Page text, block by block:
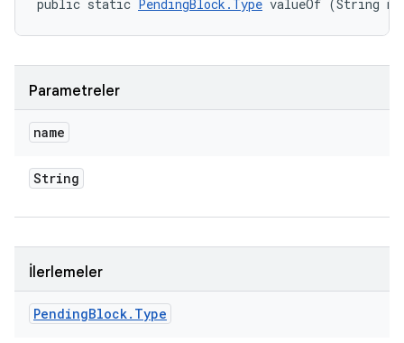
public static PendingBlock.Type valueOf (String
Parametreler
name
String
İlerlemeler
PendingBlock. Type